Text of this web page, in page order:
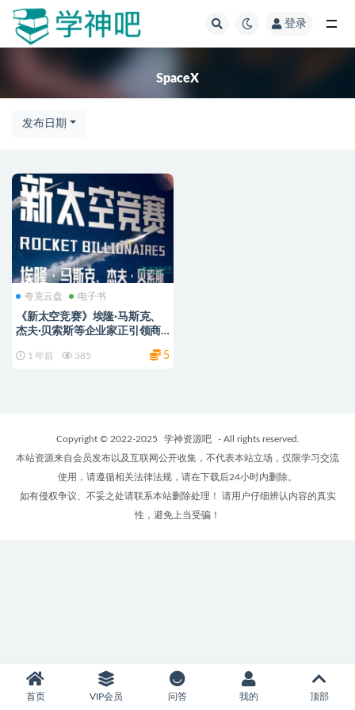
登录
SpaceX
发布日期
夸克云盘 电子书
《新太空竞赛》埃隆·马斯克、
杰夫·贝索斯等企业家正引领商
PDF/Epub/Mobi/Azw3 夸克网
1 年前 385 5
Copyright © 2022-2025 学神资源吧
- All rights reserved.
本站资源来自会员发布以及互联网公开收集，不代表本站立场，仅限学习交流
使用，请遵循相关法律法规，请在下载后24小时内删除。
如有侵权争议、不妥之处请联系本站删除处理！ 请用户仔细辨认内容的真实
性，避免上当受骗！
首页 VIP会员 问答 我的 顶部